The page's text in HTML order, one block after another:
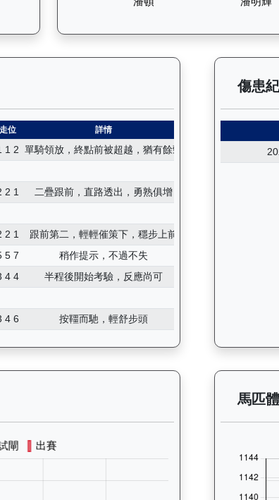
閘賽果紀錄：查看馬匹所有試閘（
走位 詳情
1 2 單騎領放，終點前被超越，猶有餘勁
2 1
二疊跟前，直路透出，勇熟俱增
2 1
跟前第二，輕輕催策下，穩步上前
5 7
稍作提示，不過不失
4 4
半程後開始考驗，反應尚可
4 6 按韁而馳，輕舒步頭
傷患
）— 晨操及出賽紀錄圖表：以月度圖表
馬匹